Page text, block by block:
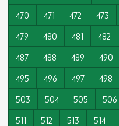
470
471 472 473
479
480 481 482
487
488 489 490
495
496 497 498
503
504 505 506
511
512 513 514